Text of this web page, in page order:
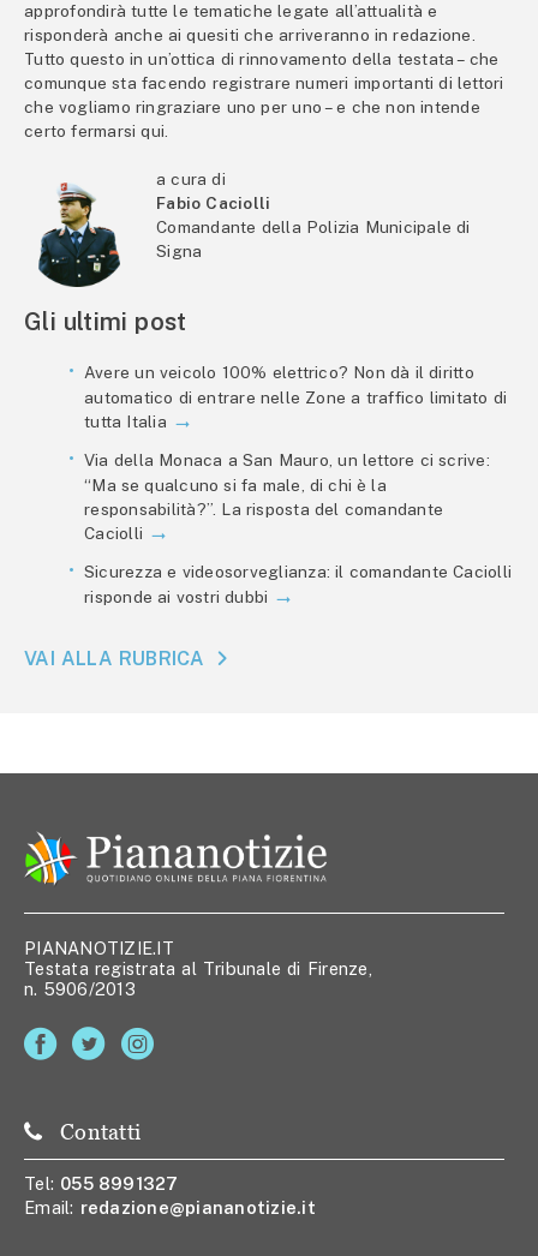
approfondirà tutte le tematiche legate all’attualità e
risponderà anche ai quesiti che arriveranno in redazione.
Tutto questo in un’ottica di rinnovamento della testata – che
comunque sta facendo registrare numeri importanti di lettori
che vogliamo ringraziare uno per uno – e che non intende
certo fermarsi qui.
a cura di
Fabio Caciolli
Comandante della Polizia Municipale di
Signa
Gli ultimi post
Avere un veicolo 100% elettrico? Non dà il diritto
automatico di entrare nelle Zone a traffico limitato di
tutta Italia
Via della Monaca a San Mauro, un lettore ci scrive:
“Ma se qualcuno si fa male, di chi è la
responsabilità?”. La risposta del comandante
Caciolli
Sicurezza e videosorveglianza: il comandante Caciolli
risponde ai vostri dubbi
VAI ALLA RUBRICA
PIANANOTIZIE.IT
Testata registrata al Tribunale di Firenze,
n. 5906/2013
Contatti
Tel: 055 8991327
Email: redazione@piananotizie.it